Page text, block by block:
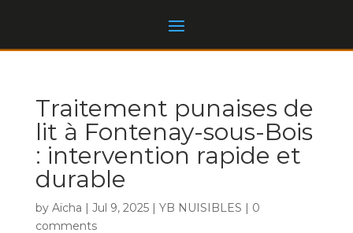
Traitement punaises de
lit à Fontenay-sous-Bois
: intervention rapide et
durable
by Aïcha | Jul 9, 2025| YB NUISIBLES | 0
comments